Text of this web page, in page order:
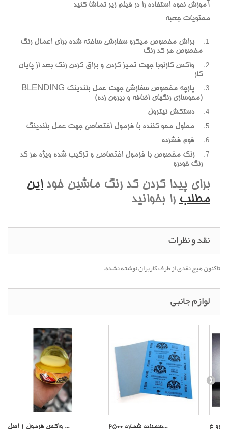
آموزش نحوه استفاده را در فیلم زیر تماشا کنید
محتویات جعبه
براش مخصوص میکرو سفارشی ساخته شده برای اعمال رنگ
مخصوص هر کد رنگ
واکس کارنوبا جهت تمیز کردن و براق کردن رنگ بعد از پایان
کار
پارچه مخصوص سفارشی جهت عمل بلندینگ BLENDING
(محوسازی رنگهای اضافه و بیرون زده)
دستکش نیترول
محلول محو کننده با فرمول اختصاصی جهت عمل بلندینگ
فوم فشرده
رنگ مخصوص با فرمول اختصاصی و ترکیب شده ویژه هر کد
رنگ خودرو
برای پیدا کردن کد رنگ ماشین خوداین
مطلب را بخوانید
نقد و نظرات
تاکنون هیچ نقدی از طرف کاربران نوشته نشده.
لوازم جانبی
واکس فرمول 1 اصل ... سمباده شماره 2500...